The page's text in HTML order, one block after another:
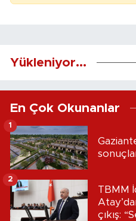
Yükleniyor...
En Çok Okunanlar
1
TBMM
çıkış:
2